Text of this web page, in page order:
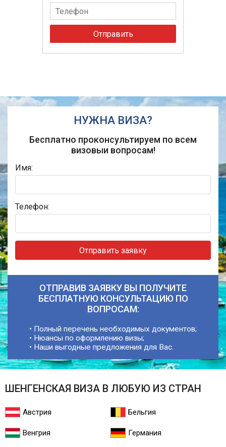
Отправить
НУЖНА ВИЗА?
Бесплатно проконсультируем по всем
визовыи вопросам!
Имя:
Телефон:
Отправить заявку
ОТПРАВИВ ЗАЯВКУ ВЫ ПОЛУЧИТЕ
БЕСПЛАТНУЮ КОНСУЛЬТАЦИЮ ПО
ВОПРОСАМ:
• Полный перечень необходимых документов;
• Нюансы по оформлению визы;
• Наши выгодные предложения для Вас.
ШЕНГЕНСКАЯ ВИЗА В ЛЮБУЮ ИЗ СТРАН
Австрия Бельгия
Венгрия Германия